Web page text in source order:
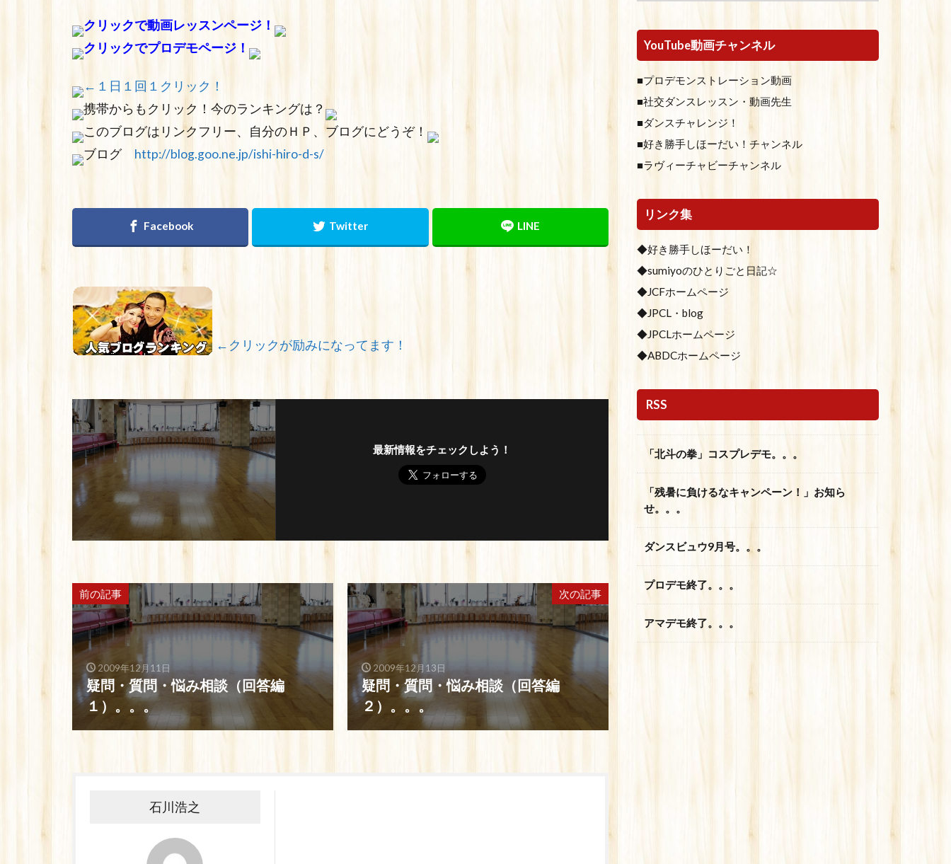
クリックで動画レッスンページ！
クリックでプロデモページ！
←１日１回１クリック！
携帯からもクリック！今のランキングは？
このブログはリンクフリー、自分のＨＰ、ブログにどうぞ！
ブログ http://blog.goo.ne.jp/ishi-hiro-d-s/
←クリックが励みになってます！
最新情報をチェックしよう！
前の記事
2009年12月11日
疑問・質問・悩み相談（回答編
１）。。。
次の記事
2009年12月13日
疑問・質問・悩み相談（回答編
２）。。。
石川浩之
YouTube動画チャンネル
■プロデモンストレーション動画
■社交ダンスレッスン・動画先生
■ダンスチャレンジ！
■好き勝手しほーだい！チャンネル
■ラヴィーチャビーチャンネル
リンク集
◆好き勝手しほーだい！
◆sumiyoのひとりごと日記☆
◆JCFホームページ
◆JPCL・blog
◆JPCLホームページ
◆ABDCホームページ
RSS
「北斗の拳」コスプレデモ。。。
「残暑に負けるなキャンペーン！」お知ら
せ。。。
ダンスビュウ9月号。。。
プロデモ終了。。。
アマデモ終了。。。